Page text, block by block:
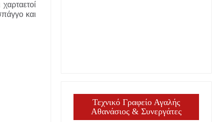
και
Τεχνικό Γραφείο Αγαλής
Αθανάσιος & Συνεργάτες